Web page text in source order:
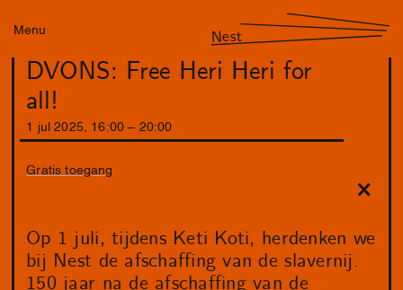
Menu Nest
DVONS: Free Heri Heri for
all!
1 jul 2025 16 :00 20:00
Gratis toegang
Op 1 juli, tijdens Keti Koti, herdenken we
bij Nest de afschaffing van de slavernij.
150 jaar na de afschaffing van de